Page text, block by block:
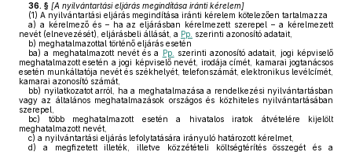
36. § [A nyilvántartási eljárás megindítása iránti kérelem]
(1) A nyilvántartási eljárás megindítása iránti kérelem kötelezően tartalmazza
a) a kérelmező és – ha az eljárásban kérelmezett szerepel – a kérelmezett
nevét (elnevezését), eljárásbeli állását, a Pp. szerinti azonosító adatait,
b) meghatalmazottal történő eljárás esetén
ba) a meghatalmazott nevét és a Pp.
szerinti azonosító adatait, jogi képviselő
meghatalmazott esetén a jogi képviselő nevét, irodája címét, kamarai jogtanácsos
esetén munkáltatója nevét és székhelyét, telefonszámát, elektronikus levélcímét,
kamarai azonosító számát,
bb) nyilatkozatot arról, ha a meghatalmazása a rendelkezési nyilvántartásban
vagy az általános meghatalmazások országos és közhiteles nyilvántartásában
szerepel,
bc) több meghatalmazott esetén a hivatalos iratok átvételére kijelölt
meghatalmazott nevét,
c) a nyilvántartási eljárás lefolytatására irányuló határozott kérelmet,
d) a megfizetett illeték, illetve közzétételi költségtérítés összegét és a